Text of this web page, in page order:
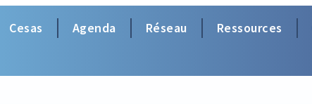
Cesas Agenda Réseau Ressources